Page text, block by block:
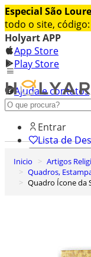
Especial São
todo o site, código:
Holyart APP
App Store
Play Store
Ajuda e contatos
Conheça premium
Entrar
Lista de
0
Carrinho de
Inicio
Artigos
Quadros,
Quadro Ícone